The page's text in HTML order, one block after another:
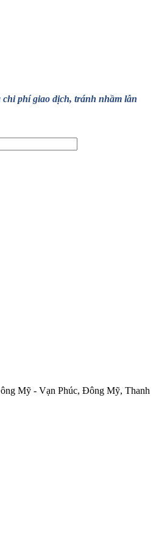
phí giao dịch, tránh nhầm lẫn
Vạn Phúc, Đông Mỹ, Thanh Trì, Hà